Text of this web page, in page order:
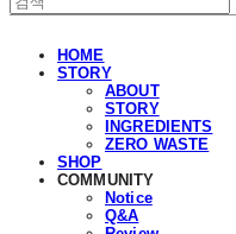
HOME
STORY
ABOUT
STORY
INGREDIENTS
ZERO WASTE
SHOP
COMMUNITY
Notice
Q&A